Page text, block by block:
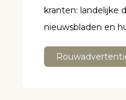
kranten: landelijke
nieuwsbladen en